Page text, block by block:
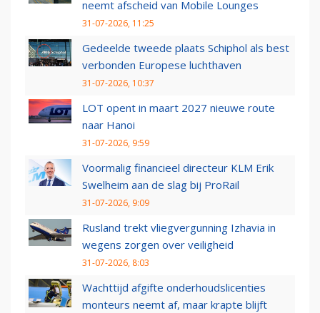
neemt afscheid van Mobile Lounges
31-07-2026, 11:25
Gedeelde tweede plaats Schiphol als best
verbonden Europese luchthaven
31-07-2026, 10:37
LOT opent in maart 2027 nieuwe route
naar Hanoi
31-07-2026, 9:59
Voormalig financieel directeur KLM Erik
Swelheim aan de slag bij ProRail
31-07-2026, 9:09
Rusland trekt vliegvergunning Izhavia in
wegens zorgen over veiligheid
31-07-2026, 8:03
Wachttijd afgifte onderhoudslicenties
monteurs neemt af, maar krapte blijft